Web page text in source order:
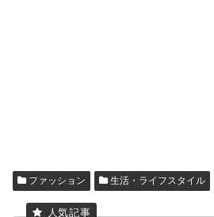
ファッション 生活・ライフスタイル